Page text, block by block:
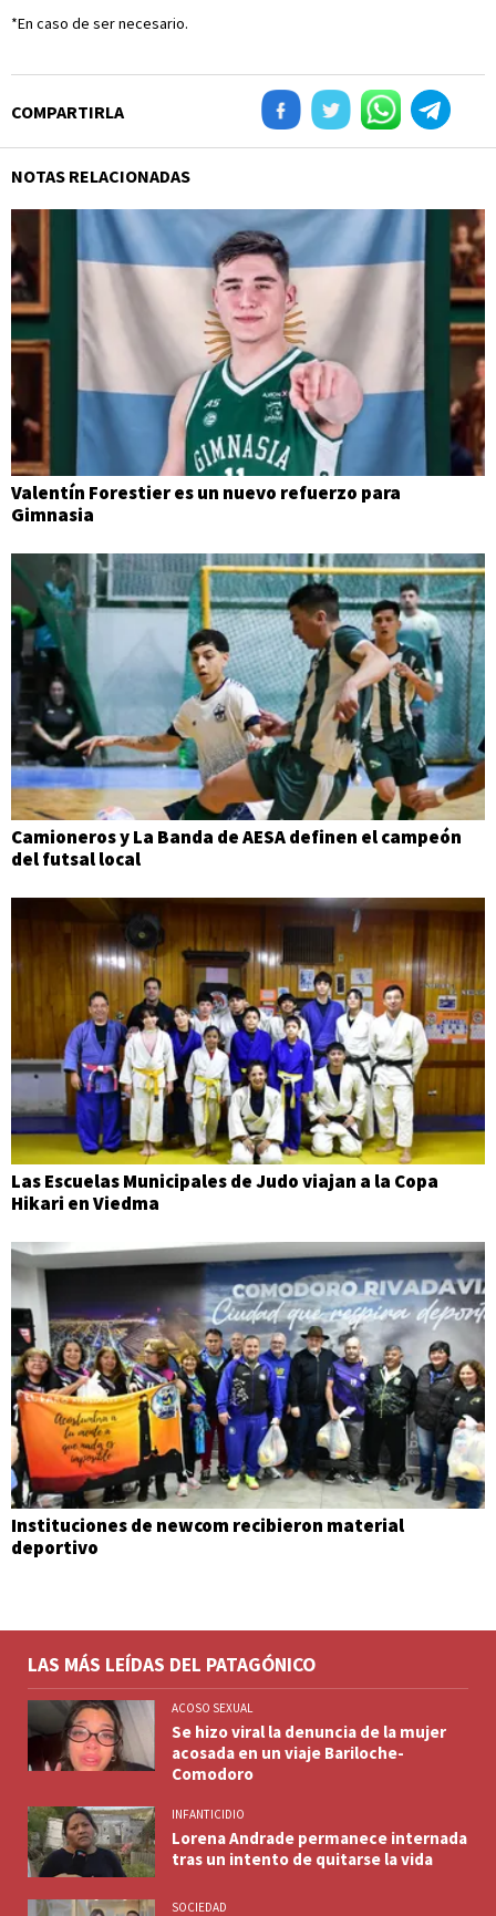
*En caso de ser necesario.
COMPARTIRLA
NOTAS RELACIONADAS
Valentín Forestier es un nuevo refuerzo para
Gimnasia
Camioneros y La Banda de AESA definen el campeón
del futsal local
Las Escuelas Municipales de Judo viajan a la Copa
Hikari en Viedma
Instituciones de newcom recibieron material
deportivo
LAS MÁS LEÍDAS DEL PATAGÓNICO
ACOSO SEXUAL
Se hizo viral la denuncia de la mujer
acosada en un viaje Bariloche-
Comodoro
INFANTICIDIO
Lorena Andrade permanece internada
tras un intento de quitarse la vida
SOCIEDAD